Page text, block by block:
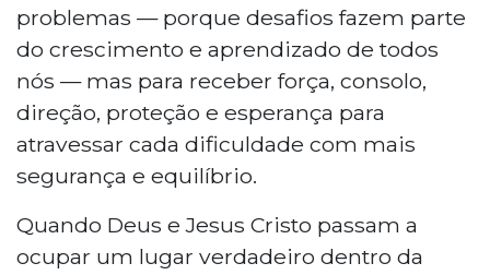
problemas — porque desafios fazem parte
do crescimento e aprendizado de todos
nós — mas para receber força, consolo,
direção, proteção e esperança para
atravessar cada dificuldade com mais
segurança e equilíbrio.
Quando Deus e Jesus Cristo passam a
ocupar um lugar verdadeiro dentro da